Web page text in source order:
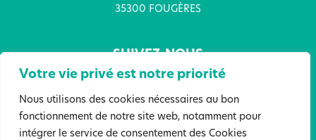
Votre vie privé est notre priorité
Nous utilisons des cookies nécessaires au bon
fonctionnement de notre site web, notamment pour
intégrer le service de consentement des Cookies
35300 FOUGÈRES
SUIVEZ-NOUS